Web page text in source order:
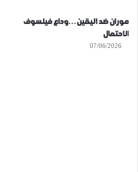
موران ضد اليقين…وداع فيلسوف
الاحتمال
07/06/2026